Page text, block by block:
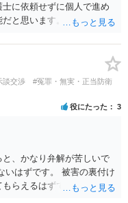
に依頼せずに個人で進め
と思います。 見積を出し
えば足りるでしょう。
談交渉
#冤罪・無実・正当防衛
役にたった 3
、かなり弁解が苦しいで
いはずです。 被害の裏付け
らえるはずです。